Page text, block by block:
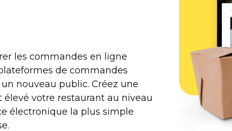
les commandes en ligne
de commandes
nouveau public. Créez une
votre restaurant au niveau
électronique la plus simple